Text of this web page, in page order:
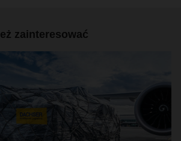
zainteresować